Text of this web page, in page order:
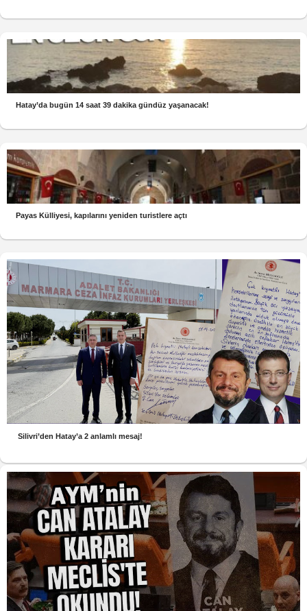
Hatay’da bugün 14 saat 39 dakika gündüz yaşanacak!
Payas Külliyesi, kapılarını yeniden turistlere açtı
Silivri’den Hatay’a 2 anlamlı mesaj!